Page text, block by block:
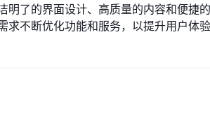
了的界面设计、高质量的内容和便捷
不断优化功能和服务，以提升用户体验